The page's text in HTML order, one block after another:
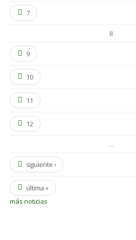
7
8
9
10
11
12
…
siguiente ›
última »
más noticias